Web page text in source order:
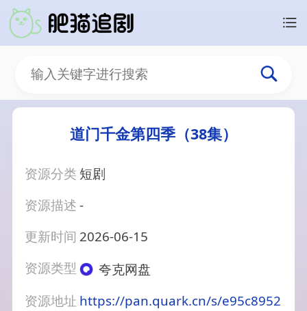
道门千金第四季（38集）
资源分类 短剧
资源描述-
更新时间 2026-06-15
资源类型
夸克网盘
资源地址 https://pan.quark.cn/s/e95c8952